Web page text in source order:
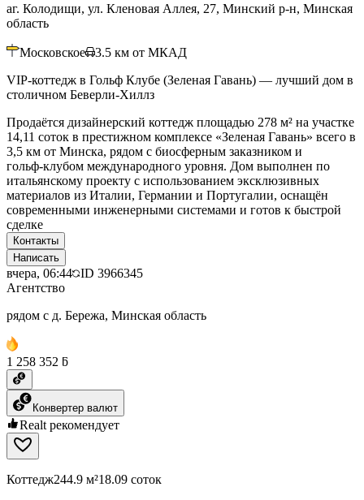
аг. Колодищи, ул. Кленовая Аллея, 27, Минский р-н, Минская
область
Московское 3.5 км от МКАД
VIP-коттедж в Гольф Клубе (Зеленая Гавань) — лучший дом в
столичном Беверли-Хиллз
Продаётся дизайнерский коттедж площадью 278 м² на участке
14,11 соток в престижном комплексе «Зеленая Гавань» всего в
3,5 км от Минска, рядом с биосферным заказником и
гольф‑клубом международного уровня. Дом выполнен по
итальянскому проекту с использованием эксклюзивных
материалов из Италии, Германии и Португалии, оснащён
современными инженерными системами и готов к быстрой
сделке
Контакты
Написать
вчера, 06:44 ID 3966345
Агентство
рядом с д. Бережа, Минская область
1 258 352 ƃ
Конвертер валют
Realt рекомендует
Коттедж244.9 м²18.09 соток